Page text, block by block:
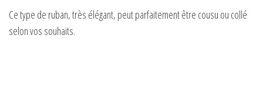
Ce type de ruban, très élégant, peut parfaitement être cousu ou collé
selon vos souhaits.